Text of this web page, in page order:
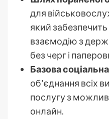
для
який
взаємодію з
без черг і
Базова
об’єднання всіх
послугу з
онлайн.